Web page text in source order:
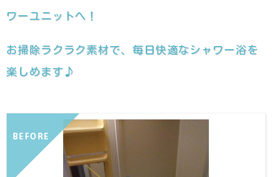
ワーユニットへ！
お掃除ラクラク素材で、毎日快適なシャワー浴を
楽しめます♪
BEFORE